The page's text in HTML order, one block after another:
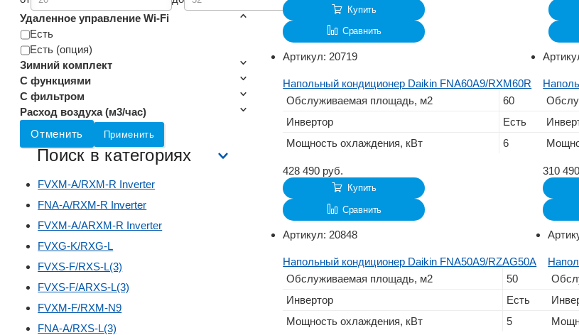
Удаленное управление Wi-Fi
Есть
Есть (опция)
Зимний комплект
С функциями
С фильтром
Расход воздуха (м3/час)
Отменить
Применить
Поиск в категориях
FVXM-A/RXM-R Inverter
FNA-A/RXM-R Inverter
FVXM-A/ARXM-R Inverter
FVXG-K/RXG-L
FVXS-F/RXS-L(3)
FVXS-F/ARXS-L(3)
FVXM-F/RXM-N9
FNA-A/RXS-L(3)
Купить
Сравнить
Артикул: 20719
Напольный кондиционер Daikin FNA60A9/RXM60R
Обслуживаемая площадь, м2
60
Инвертор
Есть
Мощность охлаждения, кВт
6
428 490 руб.
Купить
Сравнить
310 490
Артикул: 20848
Напольный кондиционер Daikin FNA50A9/RZAG50A
Обслуживаемая площадь, м2
50
Инвертор
Есть
Мощность охлаждения, кВт
5